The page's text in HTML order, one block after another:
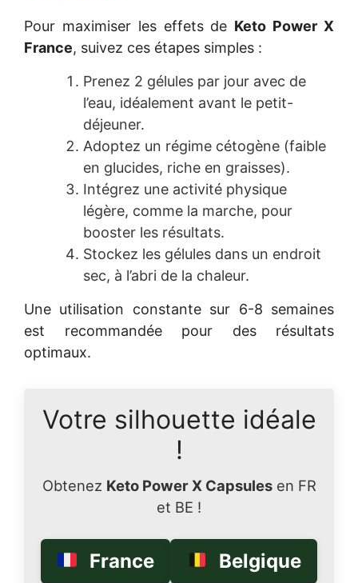
Pour maximiser les effets de Keto Power X
France, suivez ces étapes simples :
Prenez 2 gélules par jour avec de
l’eau, idéalement avant le petit-
déjeuner.
Adoptez un régime cétogène (faible
en glucides, riche en graisses).
Intégrez une activité physique
légère, comme la marche, pour
booster les résultats.
Stockez les gélules dans un endroit
sec, à l’abri de la chaleur.
Une utilisation constante sur 6-8 semaines
est recommandée pour des résultats
optimaux.
Votre silhouette idéale
!
Obtenez Keto Power X Capsulesen FR
et BE !
France Belgique